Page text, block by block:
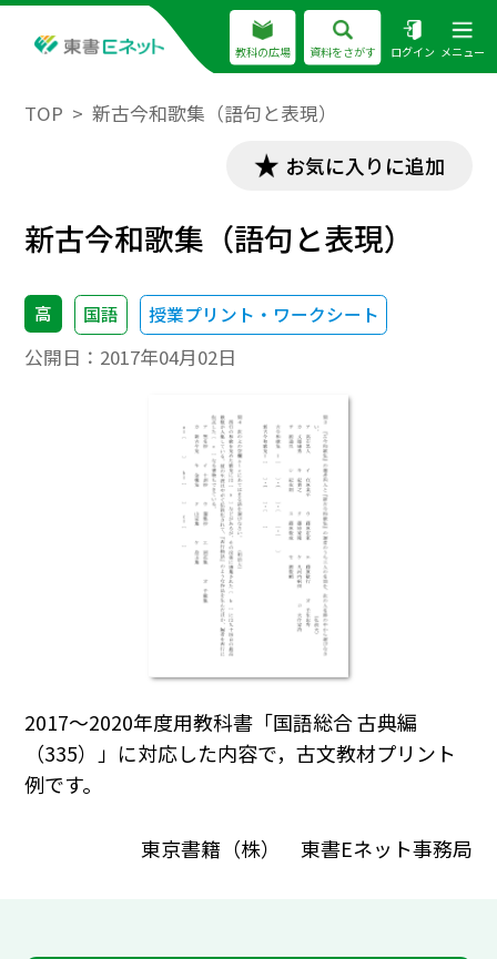
教科の広場 資料をさがす ログイン メニュー
TOP 新古今和歌集（語句と表現）
お気に入りに追加
新古今和歌集（語句と表現）
高 国語 授業プリント・ワークシート
公開日： 2017年04月02日
2017～2020年度用教科書「国語総合 古典編
（335）」に対応した内容で，古文教材プリント
例です。
東京書籍（株） 東書Eネット事務局